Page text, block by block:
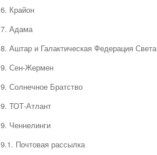
6. Крайон
7. Адама
8. Аштар и Галактическая Федерация Света
9. Сен-Жермен
9. Солнечное Братство
9. ТОТ-Атлант
9. Ченнелинги
9.1. Почтовая рассылка